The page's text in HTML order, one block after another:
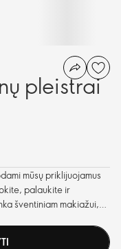
pleistrai
mūsų priklijuojamus
palaukite ir
šventiniam makiažui,